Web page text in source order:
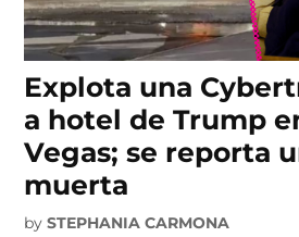
Explota una
a hotel de Trump
Vegas; se reporta
muerta
by STEPHANIA CARMONA